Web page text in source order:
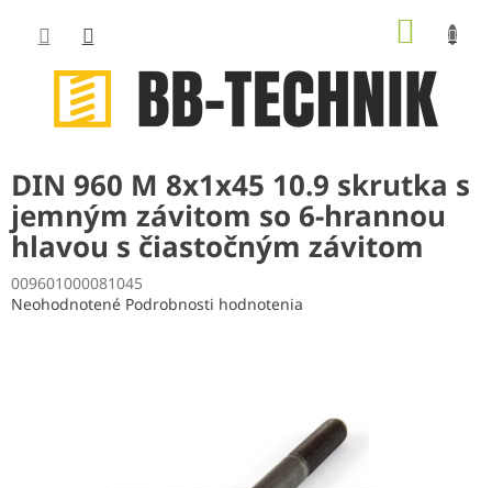
obsah
DIN 960 M 8x1x45 10.9 skrutka s
jemným závitom so 6-hrannou
hlavou s čiastočným závitom
009601000081045
Priemerné
Neohodnotené Podrobnosti hodnotenia